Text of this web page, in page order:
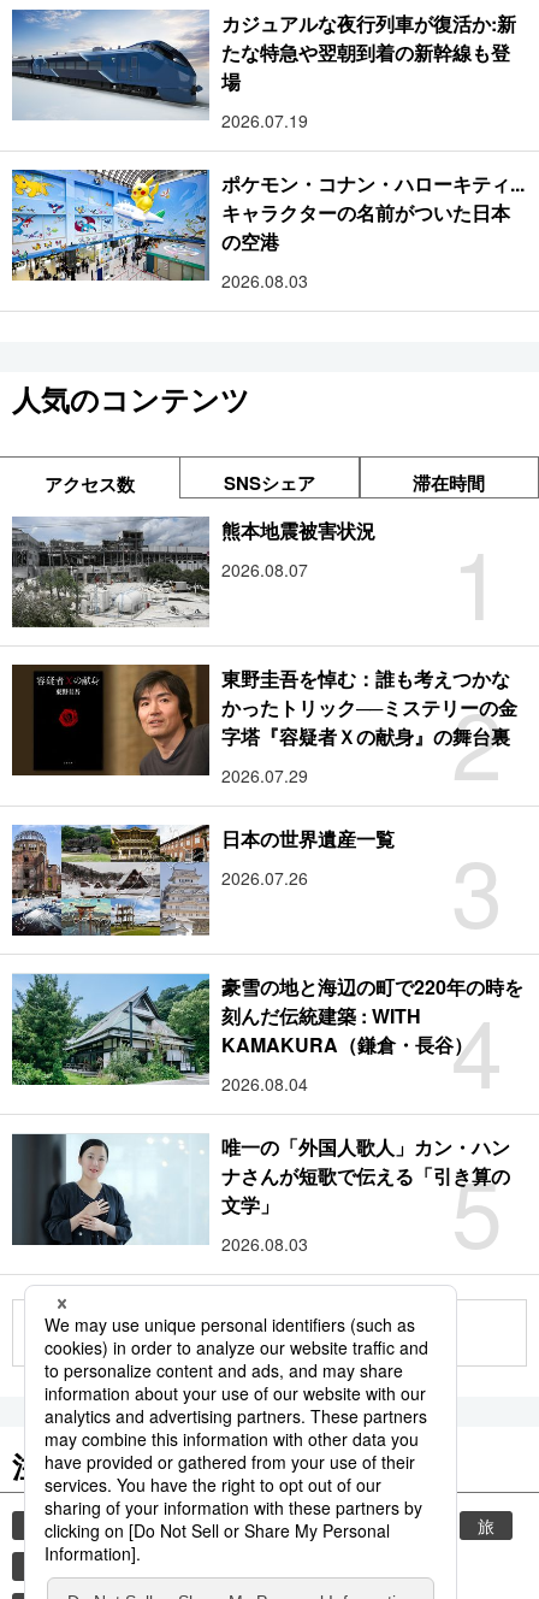
カジュアルな夜行列車が復活か:新
たな特急や翌朝到着の新幹線も登
場
2026.07.19
ポケモン・コナン・ハローキティ...
キャラクターの名前がついた日本
の空港
2026.08.03
人気のコンテンツ
アクセス数 SNSシェア 滞在時間
1
熊本地震被害状況
2026.08.07
2
東野圭吾を悼む：誰も考えつかな
かったトリック──ミステリーの金
字塔『容疑者Ｘの献身』の舞台裏
2026.07.29
3
日本の世界遺産一覧
2026.07.26
4
豪雪の地と海辺の町で220年の時を
刻んだ伝統建築 : WITH
KAMAKURA（鎌倉・長谷）
2026.08.04
5
唯一の「外国人歌人」カン・ハン
ナさんが短歌で伝える「引き算の
文学」
2026.08.03
もっと見る
注目のキーワード
共同通信ニュース 時事通信ニュース 観光
旅
環境・自然・生物